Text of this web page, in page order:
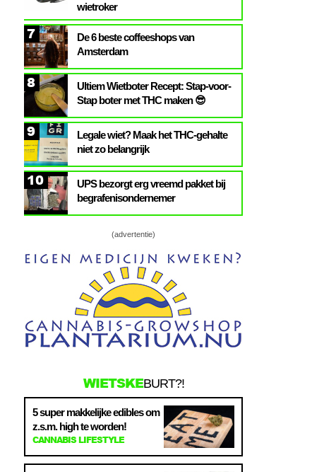
wietroker
7
De 6 beste coffeeshops van
Amsterdam
8
Ultiem Wietboter Recept: Stap-voor-
Stap boter met THC maken 😎
9
Legale wiet? Maak het THC-gehalte
niet zo belangrijk
10
UPS bezorgt erg vreemd pakket bij
begrafenisondernemer
(advertentie)
WIETSKEBURT?!
5 super makkelijke edibles om
z.s.m. high te worden!
CANNABIS LIFESTYLE